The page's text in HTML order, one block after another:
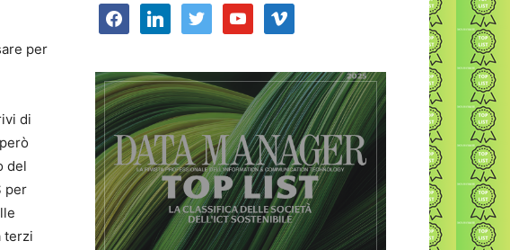
per
di
del
per
terzi
facebooklinkedin twitter youtube vimeo